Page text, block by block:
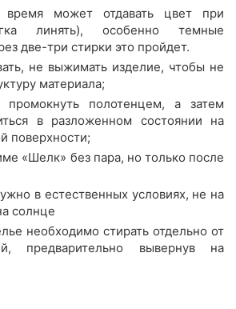
может отдавать цвет при
линять), особенно темные
две-три стирки это пройдет.
не выжимать изделие, чтобы не
материала;
промокнуть полотенцем, а затем
в разложенном состоянии на
поверхности;
«Шелк» без пара, но только после
в естественных условиях, не на
солнце
необходимо стирать отдельно от
предварительно вывернув на